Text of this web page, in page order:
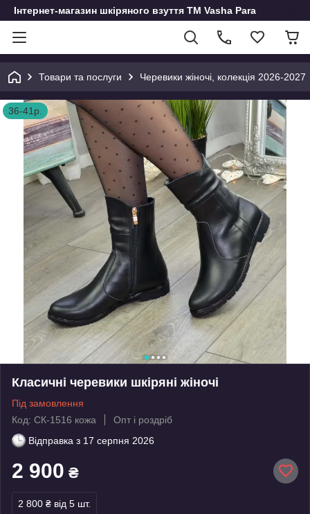
Інтернет-магазин шкіряного взуття ТМ Vasha Para
Товари та послуги Черевики жіночі, колекція 2026-2027
36-41р.
Класичні черевики шкіряні жіночі
Під замовлення
Код: СК-1516 кожа
Опт і роздріб
Відправка з 17 серпня 2026
2 900 ₴
2 800 ₴ від 5 шт.